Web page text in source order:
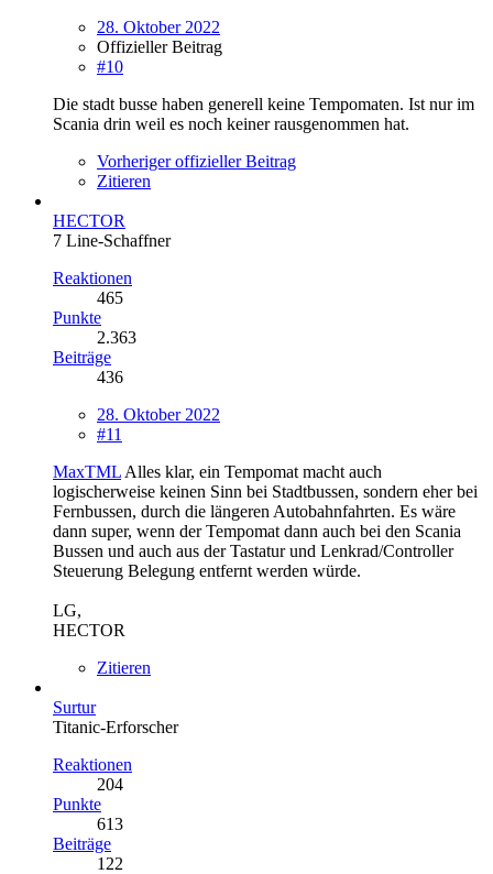
28. Oktober 2022
Offizieller Beitrag
#10
Die stadt busse haben generell keine Tempomaten. Ist nur im
Scania drin weil es noch keiner rausgenommen hat.
Vorheriger offizieller Beitrag
Zitieren
HECTOR
7 Line-Schaffner
Reaktionen
465
Punkte
2.363
Beiträge
436
28. Oktober 2022
#11
MaxTML Alles klar, ein Tempomat macht auch
logischerweise keinen Sinn bei Stadtbussen, sondern eher bei
Fernbussen, durch die längeren Autobahnfahrten. Es wäre
dann super, wenn der Tempomat dann auch bei den Scania
Bussen und auch aus der Tastatur und Lenkrad/Controller
Steuerung Belegung entfernt werden würde.
LG,
HECTOR
Zitieren
Surtur
Titanic-Erforscher
Reaktionen
204
Punkte
613
Beiträge
122